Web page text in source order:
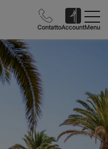
ContattoAccountMenu